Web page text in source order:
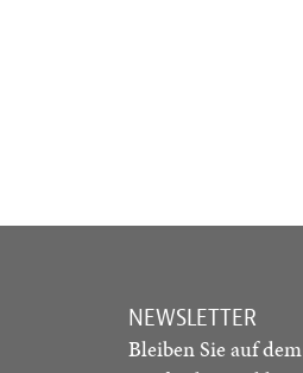
NEWSLETTER
Bleiben Sie auf dem